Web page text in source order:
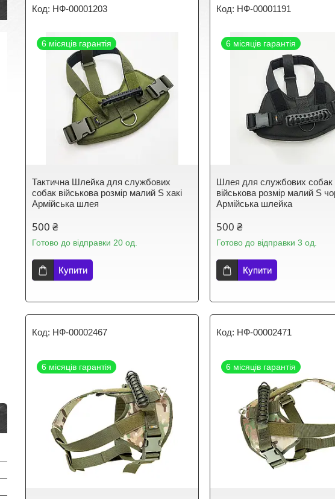
НФ-00001203
6 місяців гарантія
Тактична Шлейка для службових
собак військова розмір малий S хакі
Армійська шлея
500 ₴
Готово до відправки 20 од.
Купити
НФ-00001191
6 місяців гарантія
Шлея для службових собак
військова розмір малий S
Армійська шлейка
500 ₴
Готово до відправки 3 од.
Купити
НФ-00002467
6 місяців гарантія
НФ-00002471
6 місяців гарантія